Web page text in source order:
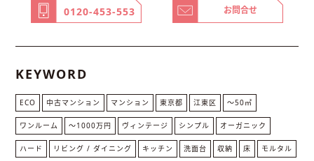
0120-453-553 お問合せ
KEYWORD
ECO 中古マンション マンション 東京都 江東区 〜50㎡
ワンルーム 〜1000万円 ヴィンテージ シンプル オーガニック
ハード リビング / ダイニング キッチン 洗面台 収納 床 モルタル